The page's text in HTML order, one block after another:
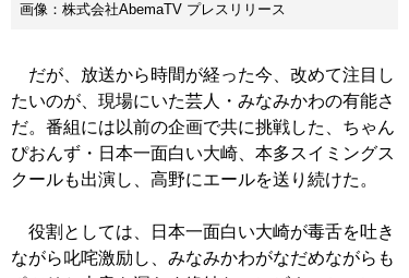
画像：株式会社AbemaTV プレスリリース
だが、放送から時間が経った今、改めて注目し
たいのが、現場にいた芸人・みなみかわの有能さ
だ。番組には以前の企画で共に挑戦した、ちゃん
ぴおんず・日本一面白い大崎、本多スイミングス
クールも出演し、高野にエールを送り続けた。
役割としては、日本一面白い大崎が毒舌を吐き
ながら叱咤激励し、みなみかわがなだめながらも